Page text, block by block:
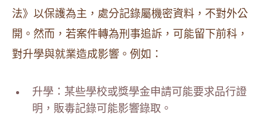
法》以保護為主，處分記錄屬機密資料，不對外公
開。然而，若案件轉為刑事追訴，可能留下前科，
對升學與就業造成影響。例如：
升學：某些學校或獎學金申請可能要求品行證
明，販毒記錄可能影響錄取。